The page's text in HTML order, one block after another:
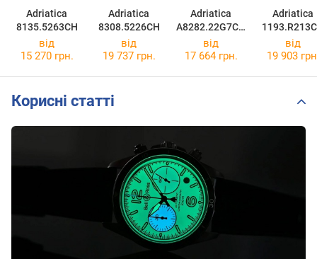
Adriatica
8135.5263CH
Adriatica
8308.5226CH
Adriatica
A8282.22G7CH
R
Adriatica
від
15 270 грн.
від
19 737 грн.
від
17 664 грн.
від
19 903
Корисні статті